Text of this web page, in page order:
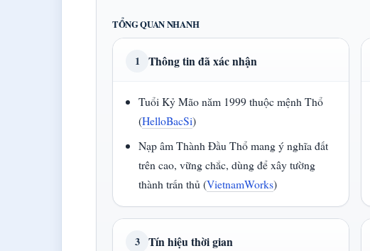
TỔNG QUAN NHANH
1 Thông tin đã xác nhận
Tuổi Kỷ Mão năm 1999 thuộc mệnh Thổ
(HelloBacSi)
Nạp âm Thành Đầu Thổ mang ý nghĩa đất
trên cao, vững chắc, dùng để xây tường
thành trấn thủ (VietnamWorks)
3 Tín hiệu thời gian